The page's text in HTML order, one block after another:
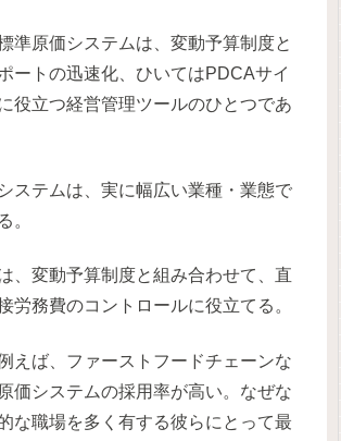
準原価システムは、変動予算制度と
ートの迅速化、ひいてはPDCAサイ
役立つ経営管理ツールのひとつであ
ステムは、実に幅広い業種・業態で
。
、変動予算制度と組み合わせて、直
労務費のコントロールに役立てる。
えば、ファーストフードチェーンな
価システムの採用率が高い。なぜな
な職場を多く有する彼らにとって最